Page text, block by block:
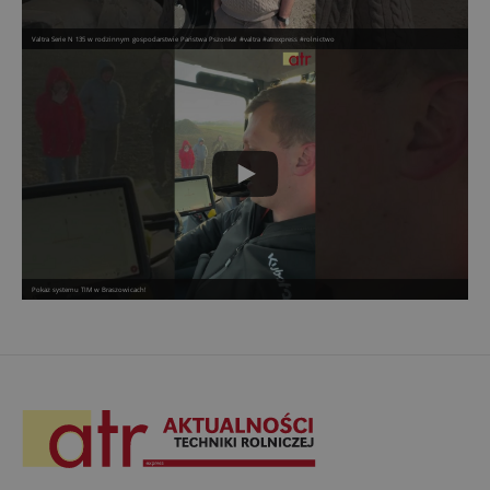
Valtra Serie N 135 w rodzinnym gospodarstwie Państwa Pszonka! #valtra #atrexpress #rolnictwo
Pokaz systemu TIM w Braszowicach!